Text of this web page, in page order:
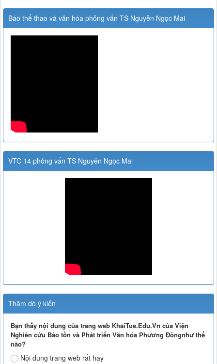
Báo thể thao và văn hóa phỏng vấn TS Nguyễn Ngọc Mai
VTC 14 phỏng vấn TS Nguyễn Ngọc Mai
Thăm dò ý kiến
Bạn thấy nội dung của trang web KhaiTue.Edu.Vn của Viện
Nghiên cứu Bảo tồn và Phát triển Văn hóa Phương Đôngnhư thế
nào?
Nội dung trang web rất hay